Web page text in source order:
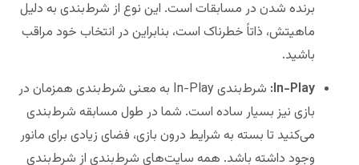
برنده شدن در مسابقات است. این نوع از شرط‌بندی به دلیل
ماهیتش، ذاتاً خطرناک است، بنابراین در انتخاب خود مراقب
باشید.
In-Play:
شرط‌‌بندی In-Play به معنی شرط‌بندی همزمان در
بازی نیز بسیار ساده است. شما در طول مسابقه شرط‌‌بندی
می‌کنید تا بسته به شرایط درون بازی، فضای زیادی برای مانور
وجود داشته باشد. همه سایت‌های شرط‌بندی از شرط‌بندی